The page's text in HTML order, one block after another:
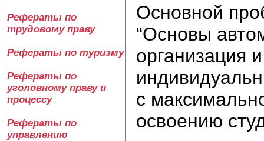
Рефераты по
трудовому праву
Рефераты по туризму
Рефераты по
уголовному праву и
процессу
Рефераты по
управлению
Основной
“Основы
организация
с
освоению